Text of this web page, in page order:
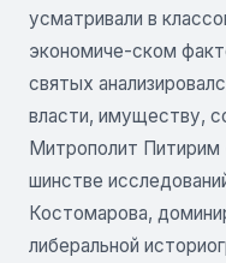
усматривали в
экономиче-ском
святых
власти, имуществу,
Митрополит Питирим
шинстве
Костомарова,
либеральной